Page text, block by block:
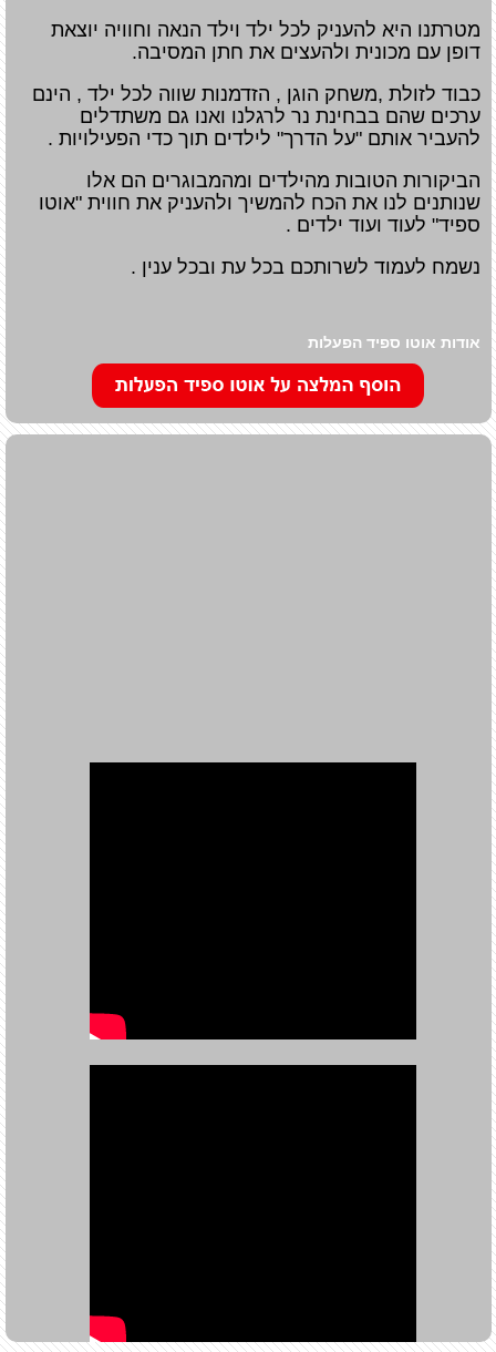
מטרתנו היא להעניק לכל ילד וילד הנאה וחוויה יוצאת
דופן עם מכונית ולהעצים את חתן המסיבה.
כבוד לזולת ,משחק הוגן , הזדמנות שווה לכל ילד , הינם
ערכים שהם בבחינת נר לרגלנו ואנו גם משתדלים
להעביר אותם "על הדרך" לילדים תוך כדי הפעילויות .
הביקורות הטובות מהילדים ומהמבוגרים הם אלו
שנותנים לנו את הכח להמשיך ולהעניק את חווית "אוטו
ספיד" לעוד ועוד ילדים .
נשמח לעמוד לשרותכם בכל עת ובכל ענין .
אודות אוטו ספיד הפעלות